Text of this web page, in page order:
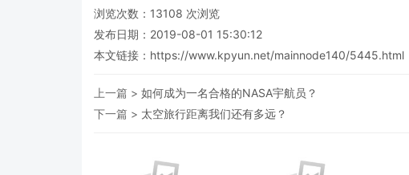
浏览次数： 13108 次浏览
发布日期：2019-08-01 15:30:12
本文链接： https://www.kpyun.net/mainnode140/5445.html
上一篇 > 如何成为一名合格的NASA宇航员？
下一篇 > 太空旅行距离我们还有多远？